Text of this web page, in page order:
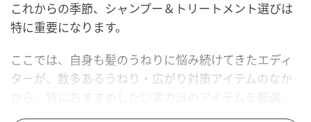
これからの季節、シャンプー＆トリートメント選びは
特に重要になります。
ここでは、自身も髪のうねりに悩み続けてきたエディ
ターが、数多あるうねり・広がり対策アイテムのなか
自分の髪質に合った1本を見つけて、湿気にも負けない